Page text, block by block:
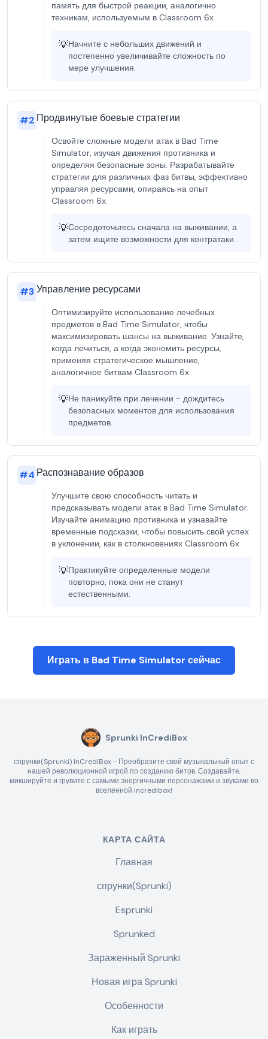
память для быстрой реакции, аналогично
техникам, используемым в Classroom 6x.
💡Начните с небольших движений и
постепенно увеличивайте сложность по
мере улучшения.
#2 Продвинутые боевые стратегии
Освойте сложные модели атак в Bad Time
Simulator, изучая движения противника и
определяя безопасные зоны. Разрабатывайте
стратегии для различных фаз битвы, эффективно
управляя ресурсами, опираясь на опыт
Classroom 6x.
💡Сосредоточьтесь сначала на выживании, а
затем ищите возможности для контратаки.
#3Управление ресурсами
Оптимизируйте использование лечебных
предметов в Bad Time Simulator, чтобы
максимизировать шансы на выживание. Узнайте,
когда лечиться, а когда экономить ресурсы,
применяя стратегическое мышление,
аналогичное битвам Classroom 6x.
💡Не паникуйте при лечении - дождитесь
безопасных моментов для использования
предметов.
#4 Распознавание образов
Улучшите свою способность читать и
предсказывать модели атак в Bad Time Simulator.
Изучайте анимацию противника и узнавайте
временные подсказки, чтобы повысить свой успех
в уклонении, как в столкновениях Classroom 6x.
💡Практикуйте определенные модели
повторно, пока они не станут
естественными.
Играть в Bad Time Simulator сейчас
Sprunki InCrediBox
спрунки(Sprunki) InCrediBox - Преобразите свой музыкальный опыт с
нашей революционной игрой по созданию битов. Создавайте,
микшируйте и грувите с самыми энергичными персонажами и звуками во
вселенной Incredibox!
КАРТА САЙТА
Главная
спрунки(Sprunki)
Esprunki
Sprunked
Зараженный Sprunki
Новая игра Sprunki
Особенности
Как играть